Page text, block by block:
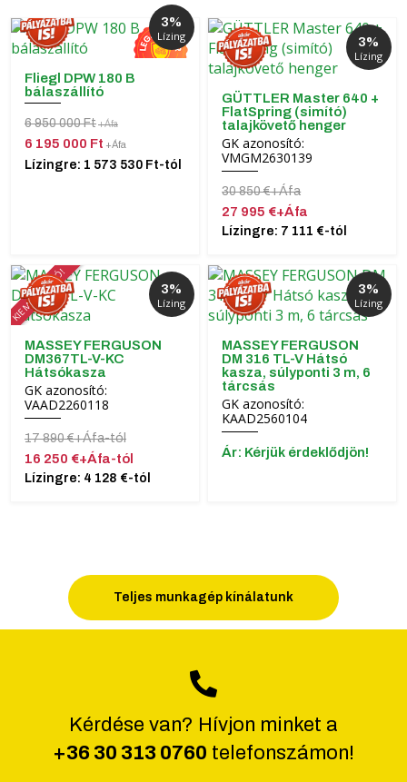
3%
Lízing
Fliegl DPW 180 B
bálaszállító
6 950 000 Ft+Áfa
6 195 000 Ft +Áfa
Lízingre: 1 573 530 Ft-tól
3%
Lízing
GÜTTLER Master 640 +
FlatSpring (simító)
talajkövető henger
GK azonosító:
VMGM2630139
30 850 €+Áfa
27 995 €+Áfa
Lízingre: 7 111 €-tól
KIEMELT AKCIÓ! 3%
Lízing
MASSEY FERGUSON
DM367TL-V-KC
Hátsókasza
GK azonosító:
VAAD2260118
17 890 €+Áfa-tól
16 250 €+Áfa-tól
Lízingre: 4 128 €-tól
3%
Lízing
MASSEY FERGUSON
DM 316 TL-V Hátsó
kasza, súlyponti 3 m, 6
tárcsás
GK azonosító:
KAAD2560104
Ár: Kérjük érdeklődjön!
Teljes munkagép kínálatunk
Kérdése van? Hívjon minket a
+36 30 313 0760 telefonszámon!